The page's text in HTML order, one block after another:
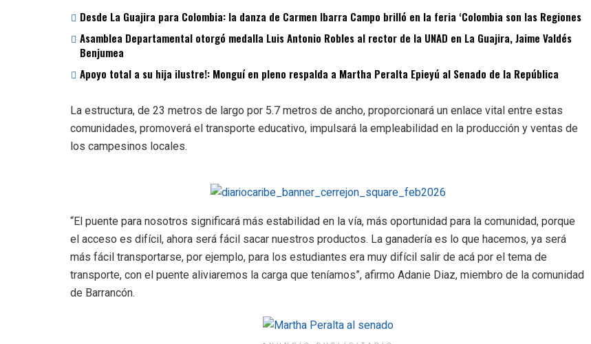
Desde La Guajira para Colombia: la danza de Carmen Ibarra Campo brilló en la feria ‘Colombia son las Regiones
Asamblea Departamental otorgó medalla Luis Antonio Robles al rector de la UNAD en La Guajira, Jaime Valdés
Benjumea
Apoyo total a su hija ilustre!: Monguí en pleno respalda a Martha Peralta Epieyú al Senado de la República
La estructura, de 23 metros de largo por 5.7 metros de ancho, proporcionará un enlace vital entre estas
comunidades, promoverá el transporte educativo, impulsará la empleabilidad en la producción y ventas de
los campesinos locales.
“El puente para nosotros significará más estabilidad en la vía, más oportunidad para la comunidad, porque
el acceso es difícil, ahora será fácil sacar nuestros productos. La ganadería es lo que hacemos, ya será
más fácil transportarse, por ejemplo, para los estudiantes era muy difícil salir de acá por el tema de
transporte, con el puente aliviaremos la carga que teníamos”, afirmo Adanie Diaz, miembro de la comunidad
de Barrancón.